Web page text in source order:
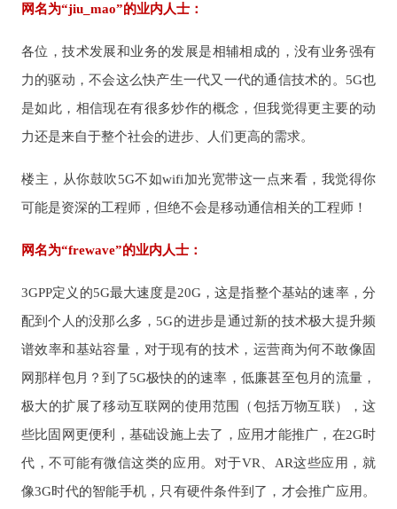
网名为“jiu_mao”的业内人士：
各位，技术发展和业务的发展是相辅相成的，没有业务强有
力的驱动，不会这么快产生一代又一代的通信技术的。5G也
是如此，相信现在有很多炒作的概念，但我觉得更主要的动
力还是来自于整个社会的进步、人们更高的需求。
楼主，从你鼓吹5G不如wifi加光宽带这一点来看，我觉得你
可能是资深的工程师，但绝不会是移动通信相关的工程师！
网名为“frewave”的业内人士：
3GPP定义的5G最大速度是20G，这是指整个基站的速率，分
配到个人的没那么多，5G的进步是通过新的技术极大提升频
谱效率和基站容量，对于现有的技术，运营商为何不敢像固
网那样包月？到了5G极快的的速率，低廉甚至包月的流量，
极大的扩展了移动互联网的使用范围（包括万物互联），这
些比固网更便利，基础设施上去了，应用才能推广，在2G时
代，不可能有微信这类的应用。对于VR、AR这些应用，就
像3G时代的智能手机，只有硬件条件到了，才会推广应用。